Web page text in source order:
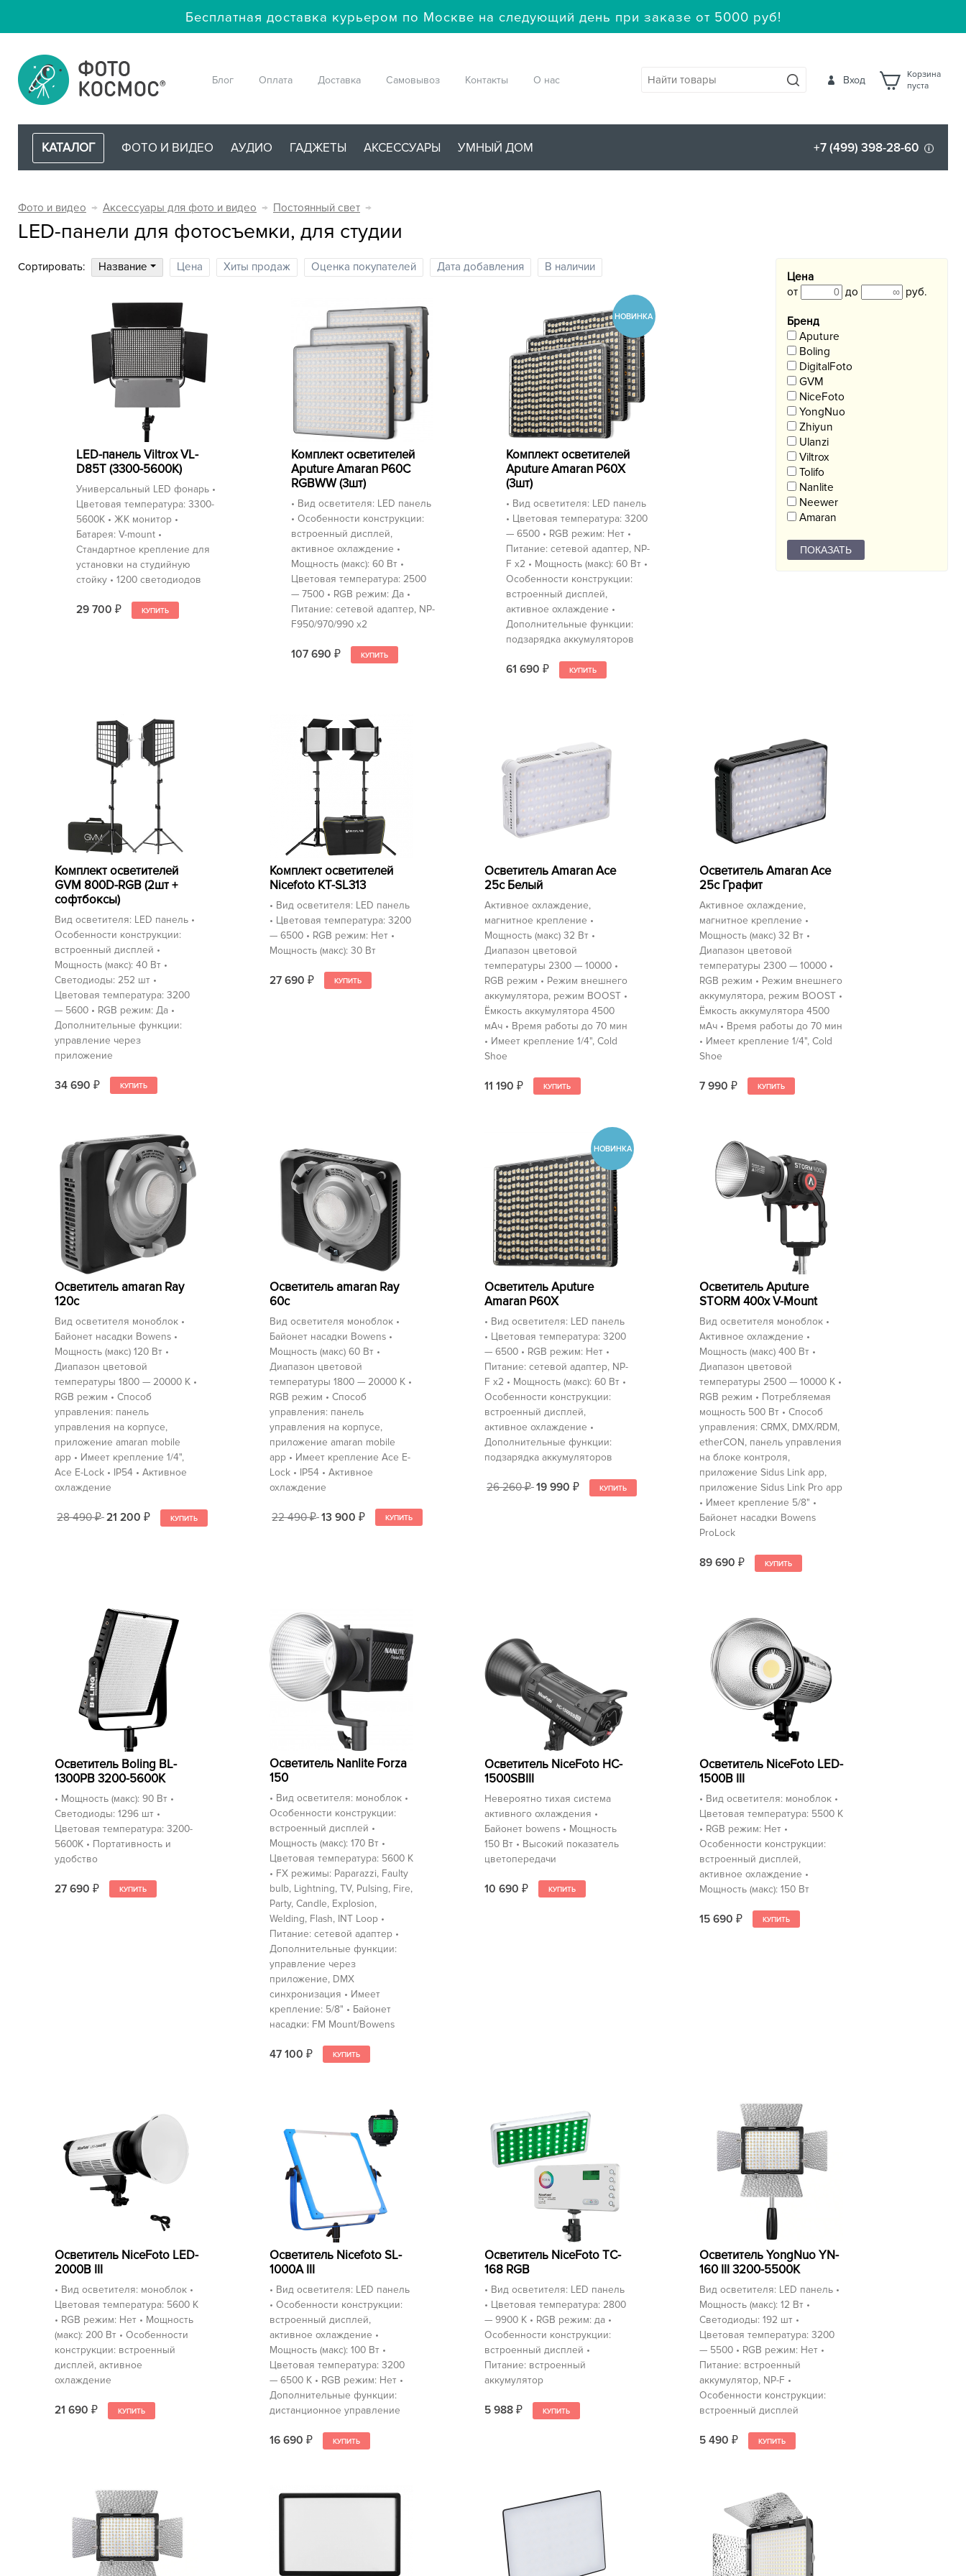
Бесплатная доставка курьером по Москве на следующий день при заказе от 5000 руб!
Блог Оплата Доставка Самовывоз Контакты О нас
Корзина
пуста
Вход
КАТАЛОГ ФОТО И ВИДЕО АУДИО ГАДЖЕТЫ АКСЕССУАРЫ УМНЫЙ ДОМ +7 (499) 398-28-60
Фото и видео → Аксессуары для фото и видео → Постоянный свет →
LED-панели для фотосъемки, для студии
Цена
от
до руб.
Бренд
Aputure
Boling
DigitalFoto
GVM
NiceFoto
YongNuo
Zhiyun
Ulanzi
Viltrox
Tolifo
Nanlite
Neewer
Amaran
Сортировать: Название Цена Хиты продаж Оценка покупателей Дата добавления В наличии
LED-панель Viltrox VL-
D85T (3300-5600K)
Универсальный LED фонарь •
Цветовая температура: 3300-
5600K • ЖК монитор •
Батарея: V-mount •
Стандартное крепление для
установки на студийную
стойку • 1200 светодиодов
29 700 ₽
Комплект осветителей
Aputure Amaran P60C
RGBWW (3шт)
• Вид осветителя: LED панель
• Особенности конструкции:
встроенный дисплей,
активное охлаждение •
Мощность (макс): 60 Вт •
Цветовая температура: 2500
— 7500 • RGB режим: Да •
Питание: сетевой адаптер, NP-
F950/970/990 х2
107 690 ₽
Комплект осветителей
Aputure Amaran P60X
(3шт)
• Вид осветителя: LED панель
• Цветовая температура: 3200
— 6500 • RGB режим: Нет •
Питание: сетевой адаптер, NP-
F х2 • Мощность (макс): 60 Вт •
Особенности конструкции:
встроенный дисплей,
активное охлаждение •
Дополнительные функции:
подзарядка аккумуляторов
61 690 ₽
Комплект осветителей
GVM 800D-RGB (2шт +
софтбоксы)
Вид осветителя: LED панель •
Особенности конструкции:
встроенный дисплей •
Мощность (макс): 40 Вт •
Светодиоды: 252 шт •
Цветовая температура: 3200
— 5600 • RGB режим: Да •
Дополнительные функции:
управление через
приложение
34 690 ₽
Комплект осветителей
Nicefoto KT-SL313
• Вид осветителя: LED панель
• Цветовая температура: 3200
— 6500 • RGB режим: Нет •
Мощность (макс): 30 Вт
27 690 ₽
Осветитель Amaran Ace
25c Белый
Активное охлаждение,
магнитное крепление •
Мощность (макс) 32 Вт •
Диапазон цветовой
температуры 2300 — 10000 •
RGB режим • Режим внешнего
аккумулятора, режим BOOST •
Ёмкость аккумулятора 4500
мАч • Время работы до 70 мин
• Имеет крепление 1/4", Cold
Shoe
11 190 ₽
Осветитель Amaran Ace
25c Графит
Активное охлаждение,
магнитное крепление •
Мощность (макс) 32 Вт •
Диапазон цветовой
температуры 2300 — 10000 •
RGB режим • Режим внешнего
аккумулятора, режим BOOST •
Ёмкость аккумулятора 4500
мАч • Время работы до 70 мин
• Имеет крепление 1/4", Cold
Shoe
7 990 ₽
Осветитель amaran Ray
120c
Вид осветителя моноблок •
Байонет насадки Bowens •
Мощность (макс) 120 Вт •
Диапазон цветовой
температуры 1800 — 20000 K •
RGB режим • Способ
управления: панель
управления на корпусе,
приложение amaran mobile
app • Имеет крепление 1/4",
Ace E-Lock • IP54 • Активное
охлаждение
28 490₽ 21 200 ₽
Осветитель amaran Ray
60c
Вид осветителя моноблок •
Байонет насадки Bowens •
Мощность (макс) 60 Вт •
Диапазон цветовой
температуры 1800 — 20000 K •
RGB режим • Способ
управления: панель
управления на корпусе,
приложение amaran mobile
app • Имеет крепление Ace E-
Lock • IP54 • Активное
охлаждение
22 490₽ 13 900 ₽
Осветитель Aputure
Amaran P60X
• Вид осветителя: LED панель
• Цветовая температура: 3200
— 6500 • RGB режим: Нет •
Питание: сетевой адаптер, NP-
F х2 • Мощность (макс): 60 Вт •
Особенности конструкции:
встроенный дисплей,
активное охлаждение •
Дополнительные функции:
подзарядка аккумуляторов
26 260₽ 19 990 ₽
Осветитель Aputure
STORM 400x V-Mount
Вид осветителя моноблок •
Активное охлаждение •
Мощность (макс) 400 Вт •
Диапазон цветовой
температуры 2500 — 10000 K •
RGB режим • Потребляемая
мощность 500 Вт • Способ
управления: CRMX, DMX/RDM,
etherCON, панель управления
на блоке контроля,
приложение Sidus Link app,
приложение Sidus Link Pro app
• Имеет крепление 5/8" •
Байонет насадки Bowens
ProLock
89 690 ₽
Осветитель Boling BL-
1300PB 3200-5600К
• Мощность (макс): 90 Вт •
Светодиоды: 1296 шт •
Цветовая температура: 3200-
5600К • Портативность и
удобство
27 690 ₽
Осветитель Nanlite Forza
150
• Вид осветителя: моноблок •
Особенности конструкции:
встроенный дисплей •
Мощность (макс): 170 Вт •
Цветовая температура: 5600 K
• FX режимы: Paparazzi, Faulty
bulb, Lightning, TV, Pulsing, Fire,
Party, Candle, Explosion,
Welding, Flash, INT Loop •
Питание: сетевой адаптер •
Дополнительные функции:
управление через
приложение, DMX
синхронизация • Имеет
крепление: 5/8" • Байонет
насадки: FM Mount/Bowens
47 100 ₽
Осветитель NiceFoto HC-
1500SBIII
Невероятно тихая система
активного охлаждения •
Байонет bowens • Мощность
150 Вт • Высокий показатель
цветопередачи
10 690 ₽
Осветитель NiceFoto LED-
1500B III
• Вид осветителя: моноблок •
Цветовая температура: 5500 K
• RGB режим: Нет •
Особенности конструкции:
встроенный дисплей,
активное охлаждение •
Мощность (макс): 150 Вт
15 690 ₽
Осветитель NiceFoto LED-
2000B III
• Вид осветителя: моноблок •
Цветовая температура: 5600 K
• RGB режим: Нет • Мощность
(макс): 200 Вт • Особенности
конструкции: встроенный
дисплей, активное
охлаждение
21 690 ₽
Осветитель Nicefoto SL-
1000A III
• Вид осветителя: LED панель
• Особенности конструкции:
встроенный дисплей,
активное охлаждение •
Мощность (макс): 100 Вт •
Цветовая температура: 3200
— 6500 K • RGB режим: Нет •
Дополнительные функции:
дистанционное управление
16 690 ₽
Осветитель NiceFoto TC-
168 RGB
• Вид осветителя: LED панель
• Цветовая температура: 2800
— 9900 K • RGB режим: да •
Особенности конструкции:
встроенный дисплей •
Питание: встроенный
аккумулятор
5 988 ₽
Осветитель YongNuo YN-
160 III 3200-5500K
Вид осветителя: LED панель •
Мощность (макс): 12 Вт •
Светодиоды: 192 шт •
Цветовая температура: 3200
— 5500 • RGB режим: Нет •
Питание: встроенный
аккумулятор, NP-F •
Особенности конструкции:
встроенный дисплей
5 490 ₽